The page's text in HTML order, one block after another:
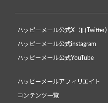
ハッピーメール公式X（旧Twitter）
ハッピーメール公式instagram
ハッピーメール公式YouTube
ハッピーメールアフィリエイト
コンテンツ一覧